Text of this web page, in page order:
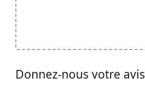
Donnez-nous votre